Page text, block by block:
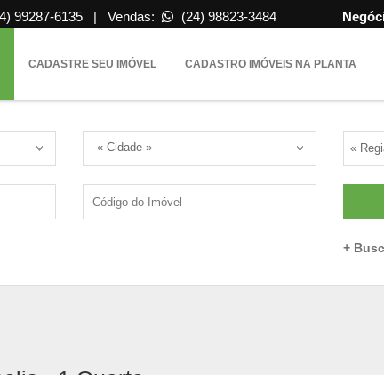
99287-6135 | Vendas: (24) 98823-3484
CADASTRE SEU IMÓVEL CADASTRO IMÓVEIS NA PLANTA
« Cidade » «
+